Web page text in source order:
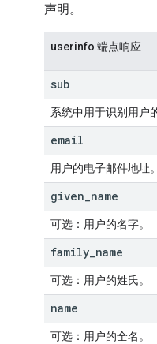
声明。
userinfo 端点响应
sub
系统中用于识别用户
email
用户的电子邮件地址。
given name
可选 ：用户的名字。
family name
可选 ：用户的姓氏。
name
可选 ：用户的全名。